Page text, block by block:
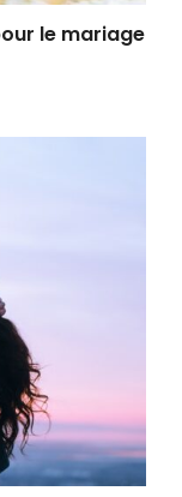
le mariage